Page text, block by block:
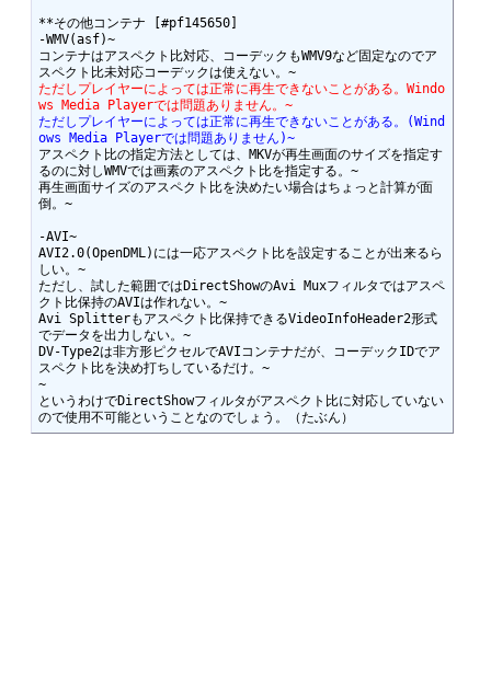
**その他コンテナ [#pf145650]
-WMV(asf)~
コンテナはアスペクト比対応、コーデックもWMV9など固定なのでア
スペクト比未対応コーデックは使えない。~
ただしプレイヤーによっては正常に再生できないことがある。Windo
ws Media Playerでは問題ありません。~
ただしプレイヤーによっては正常に再生できないことがある。(Wind
ows Media Playerでは問題ありません)~
アスペクト比の指定方法としては、MKVが再生画面のサイズを指定す
るのに対しWMVでは画素のアスペクト比を指定する。~
再生画面サイズのアスペクト比を決めたい場合はちょっと計算が面
倒。~
-AVI~
AVI2.0(OpenDML)には一応アスペクト比を設定することが出来るら
しい。~
ただし、試した範囲ではDirectShowのAvi Muxフィルタではアスペ
クト比保持のAVIは作れない。~
Avi Splitterもアスペクト比保持できるVideoInfoHeader2形式
でデータを出力しない。~
DV-Type2は非方形ピクセルでAVIコンテナだが、コーデックIDでア
スペクト比を決め打ちしているだけ。~
~
というわけでDirectShowフィルタがアスペクト比に対応していない